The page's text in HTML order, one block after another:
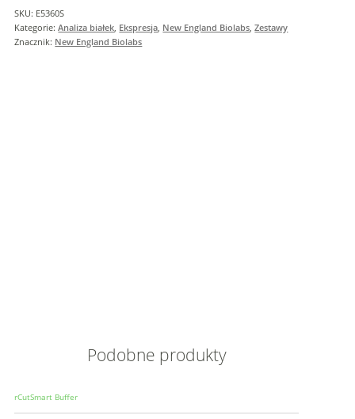
E.
coli
Protein
SKU: E5360S
Kategorie:Analiza białek Ekspresja New England Biolabs ,Zestawy
Znacznik: New England Biolabs
Podobne produkty
rCutSmart Buffer